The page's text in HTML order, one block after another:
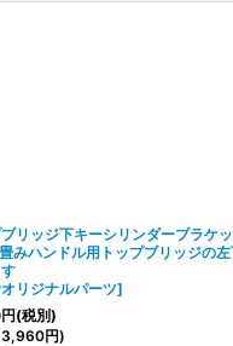
ブリッジ下キーシリンダーブラケ
みハンドル用トップブリッジの
リジナルパーツ]
円(税別)
3,960円)